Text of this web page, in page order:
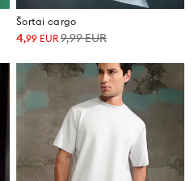
Šortai cargo
4,99 EUR 9,99EUR